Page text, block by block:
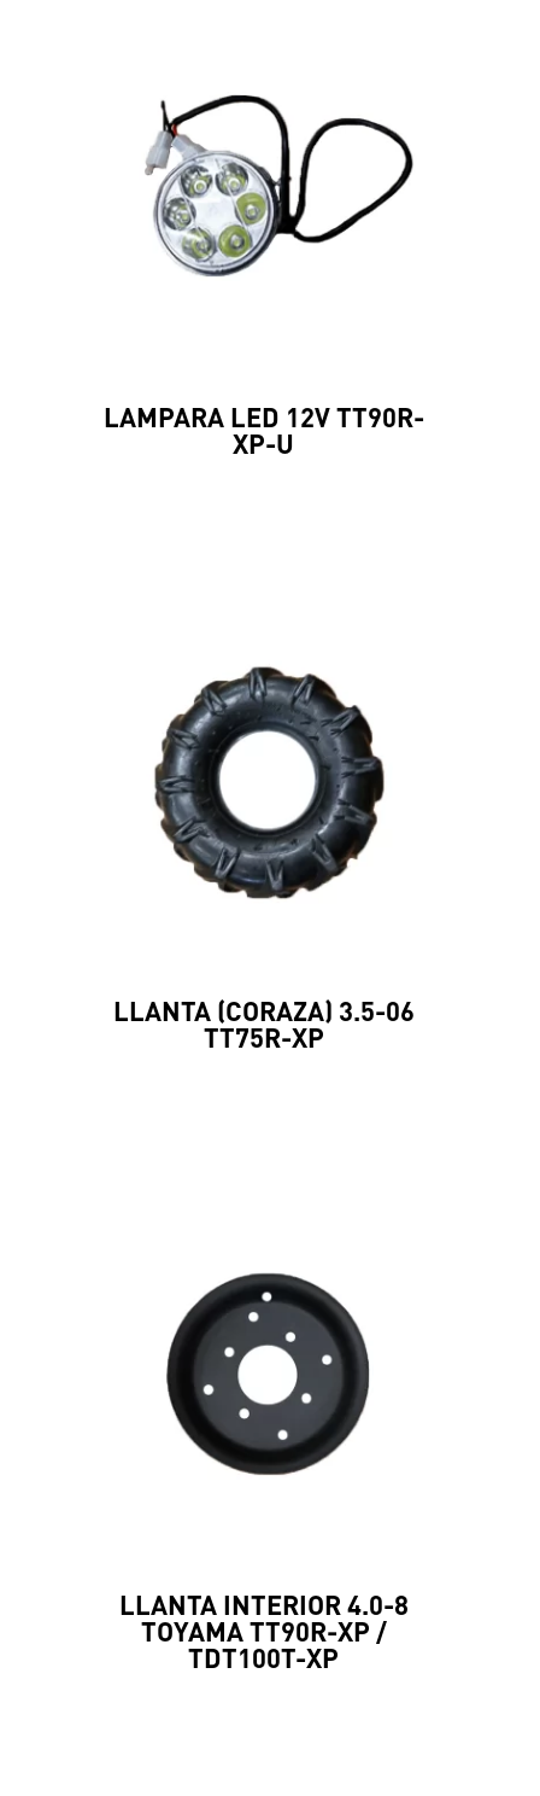
LAMPARA LED 12V TT90R-
XP-U
LLANTA (CORAZA) 3.5-06
TT75R-XP
LLANTA INTERIOR 4.0-8
TOYAMA TT90R-XP /
TDT100T-XP